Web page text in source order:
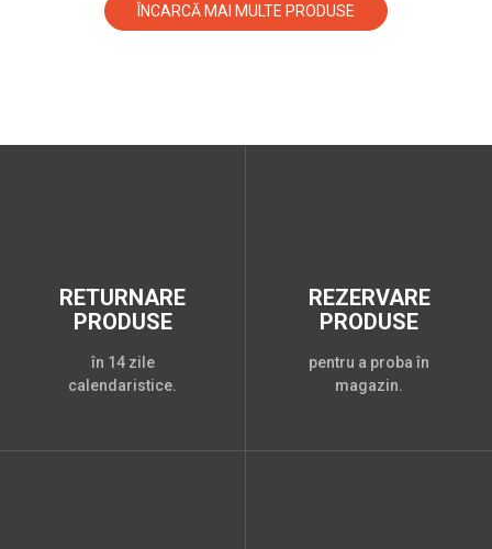
ÎNCARCĂ MAI MULTE PRODUSE
RETURNARE
PRODUSE
în 14 zile
calendaristice.
REZERVARE
PRODUSE
pentru a proba în
magazin.